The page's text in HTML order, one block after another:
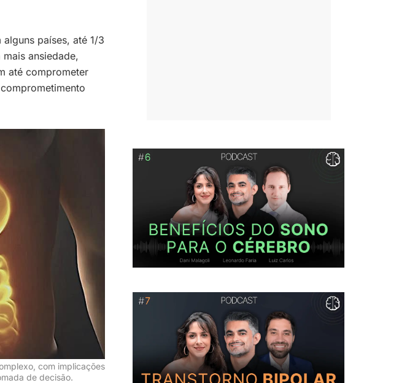
países, até 1/3
ansiedade,
até comprometer
com implicações
de decisão.